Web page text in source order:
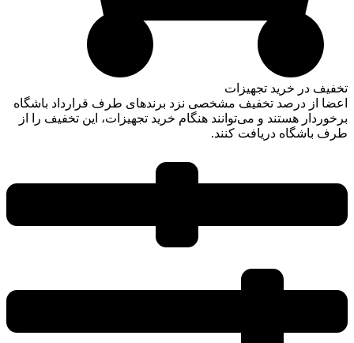
تخفیف در خرید تجهیزات
اعضا از درصد تخفیف مشخصی نزد برندهای طرف قرارداد باشگاه
برخوردار هستند و می‌توانند هنگام خرید تجهیزات، این تخفیف را از
طرف باشگاه دریافت کنند.